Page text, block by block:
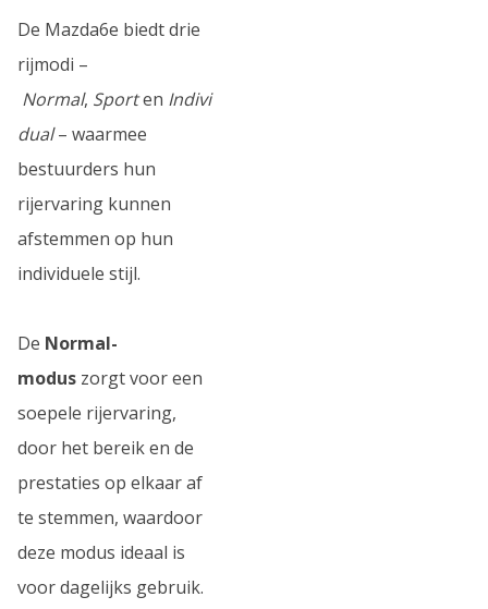
De Mazda6e biedt drie
rijmodi –
Normal, Sporten Indivi
dual – waarmee
bestuurders hun
rijervaring kunnen
afstemmen op hun
individuele stijl.
De Normal-
modus zorgt voor een
soepele rijervaring,
door het bereik en de
prestaties op elkaar af
te stemmen, waardoor
deze modus ideaal is
voor dagelijks gebruik.